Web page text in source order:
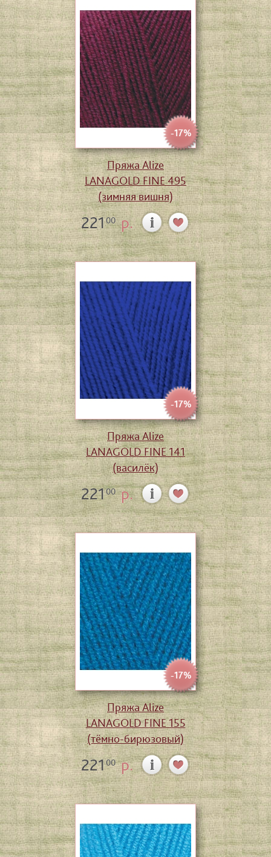
-17%
Пряжа Alize
LANAGOLD FINE 495
(зимняя вишня)
22100р.
-17%
Пряжа Alize
LANAGOLD FINE 141
(василёк)
22100р.
-17%
Пряжа Alize
LANAGOLD FINE 155
(тёмно-бирюзовый)
22100р.